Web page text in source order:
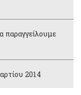
2014